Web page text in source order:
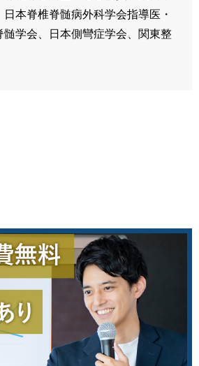
本脊椎脊髄病外科学会指導医・
学会、日本側彎症学会、関東整